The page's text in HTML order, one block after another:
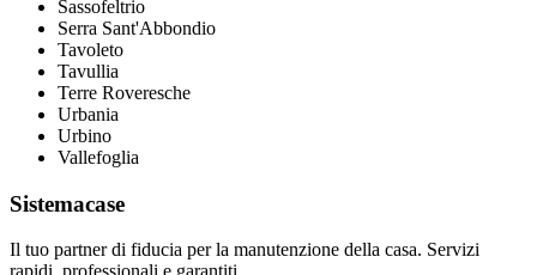
Sassofeltrio
Serra Sant'Abbondio
Tavoleto
Tavullia
Terre Roveresche
Urbania
Urbino
Vallefoglia
Sistemacase
Il tuo partner di fiducia per la manutenzione della casa. Servizi